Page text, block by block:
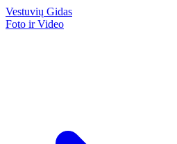
Vestuvių Gidas
Foto ir Video